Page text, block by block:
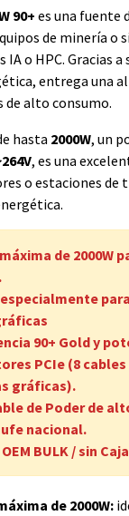
90+ es una fuente
de minería o
o HPC. Gracias
entrega una
de alto consumo.
hasta 2000W, un
, es una
o estaciones de
de 2000W
90+ Gold y
PCIe (8
gráficas).
de Poder de
nacional.
BULK / sin
de 2000W: